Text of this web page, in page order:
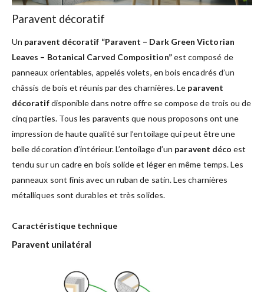
Paravent décoratif
Un paravent décoratif “Paravent – Dark Green Victorian
Leaves – Botanical Carved Composition”est composé de
panneaux orientables, appelés volets, en bois encadrés d’un
châssis de bois et réunis par des charnières. Le paravent
décoratifdisponible dans notre offre se compose de trois ou de
cinq parties. Tous les paravents que nous proposons ont une
impression de haute qualité sur l’entoilage qui peut être une
belle décoration d’intérieur. L’entoilage d’un paravent déco est
tendu sur un cadre en bois solide et léger en même temps. Les
panneaux sont finis avec un ruban de satin. Les charnières
métalliques sont durables et très solides.
Caractéristique technique
Paravent unilatéral